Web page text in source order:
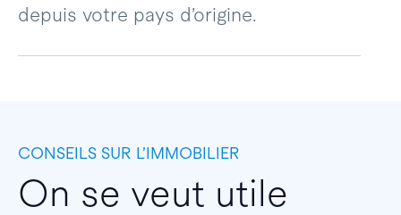
depuis votre pays d’origine.
CONSEILS SUR L’IMMOBILIER
On se veut utile